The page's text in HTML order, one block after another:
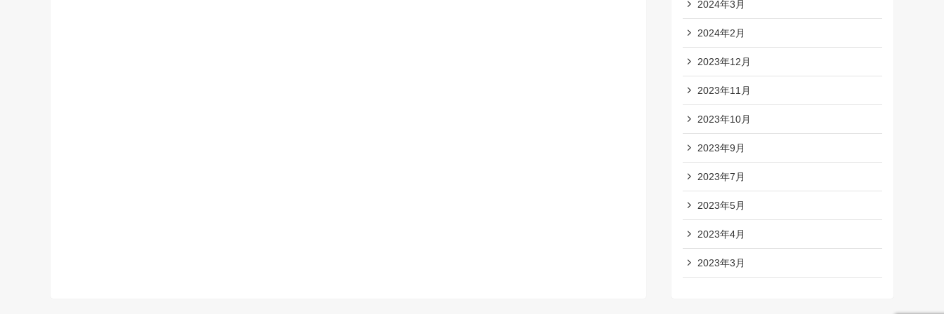
2024年3月
2024年2月
2023年12月
2023年11月
2023年10月
2023年9月
2023年7月
2023年5月
2023年4月
2023年3月